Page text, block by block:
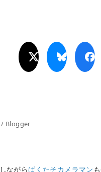
Blogger
ながらぱくたそカメラマン